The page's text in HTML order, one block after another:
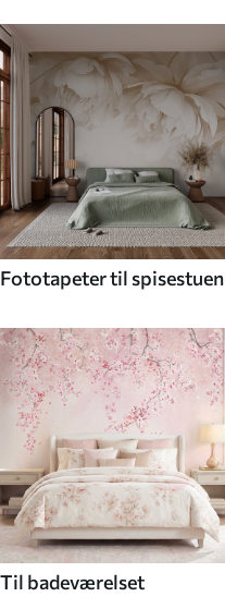
Fototapeter til spisestuen
Til badeværelset